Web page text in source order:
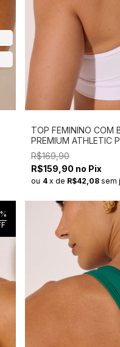
TOP FEMININO COM
PREMIUM ATHLETIC
R$169,90
R$159,90 no Pix
ou 4 x de R$42,08 sem
%